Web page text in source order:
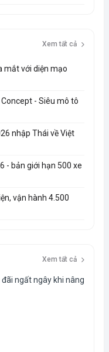
Xem tất cả
mắt với diện mạo
- Siêu mô tô
nhập Thái về Việt
- bản giới hạn 500 xe
vận hành 4.500
Xem tất cả